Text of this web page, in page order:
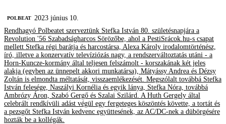
‎POLBEAT
2023 június 10.
Rendhagyó Polbeatet szerveztünk Stefka István 80. születésnapjára a
Revolution '56 Szabadságharcos Sörözőbe, ahol a PestiSrácok.hu-s csapat
mellett Stefka régi barátja és harcostársa, Alexa Károly irodalomtörténész,
író, illetve a konzervatív televíziózás nagy, a rendszerváltoztatás utáni - a
Horn-Kuncze-kormány által teljesen felszámolt - korszakának két jeles
alakja (egyben az ünnepelt akkori munkatársa), Mátyássy Andrea és Dézsy
Zoltán is elmondta méltatását, visszaemlékezését. Megszólalt továbbá Stefka
István felesége, Naszályi Kornélia és egyik lánya, Stefka Nóra, továbbá
Ambrózy Áron, Szabó Gergő és Szalai Szilárd. A Huth Gergely által
celebrált rendkívüli adást végül egy fergeteges köszöntés követte, a tortát és
a pezsgőt Stefka István kedvenc együttesének, az AC/DC-nek a dübörgésére
hozták be a kollégák.